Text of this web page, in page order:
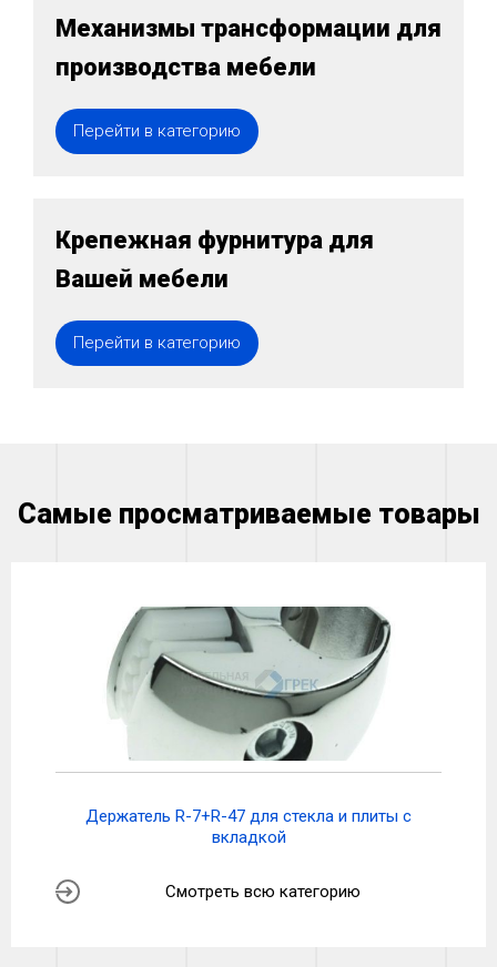
Механизмы трансформации для
производства мебели
Перейти в категорию
Крепежная фурнитура для
Вашей мебели
Перейти в категорию
Самые просматриваемые товары
Держатель R-7+R-47 для стекла и плиты с
вкладкой
Смотреть всю категорию